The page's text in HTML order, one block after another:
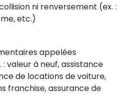
ni renversement (ex. :
etc.)
appelées
: valeur à neuf, assistance
de locations de voiture,
franchise, assurance de